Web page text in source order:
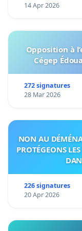
14 Apr 2026
Opposition à
Cégep
272 signatures
28 Mar 2026
NON AU
PROTÉGEONS
226 signatures
20 Apr 2026